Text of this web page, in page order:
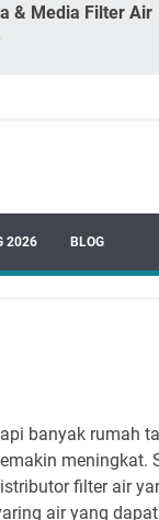
& Media Filter Air
2026 BLOG
banyak rumah
meningkat.
filter air
air yang